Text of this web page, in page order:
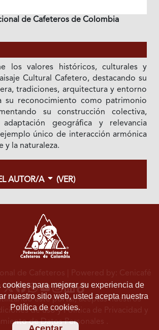
de Cafeteros de Colombia
los valores históricos, culturales y
Cultural Cafetero, destacando su
tradiciones, arquitectura y entorno
su reconocimiento como patrimonio
su construcción colectiva,
adaptación geográfica y relevancia
único de interacción armónica
y la naturaleza.
AUTOR/A (VER)
cookies para mejorar su experiencia de
nuestro sitio web, usted acepta nuestra
Política de cookies.
de Cafeteros | Powered by: Cenicafé
este portal, aceptas nuestros
de usoyPolítica de Privacidad y
de Datos Personales